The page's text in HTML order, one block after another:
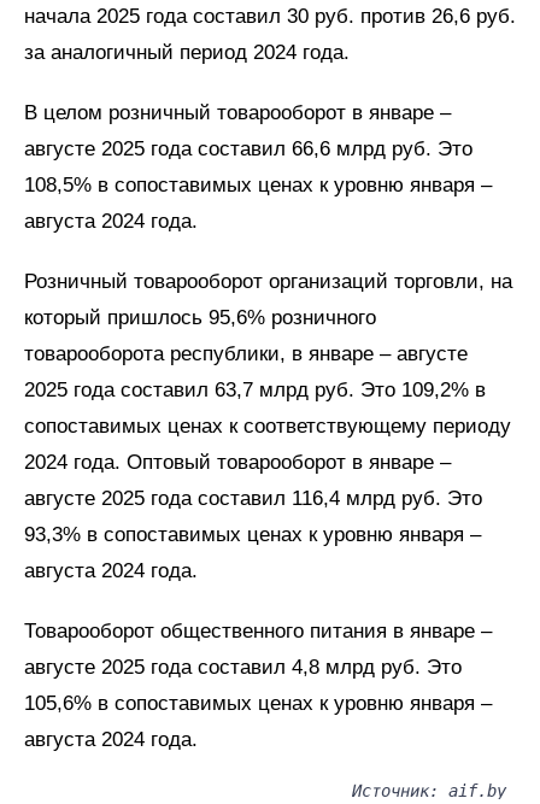
начала 2025 года составил 30 руб. против 26,6 руб.
за аналогичный период 2024 года.
В целом розничный товарооборот в январе –
августе 2025 года составил 66,6 млрд руб. Это
108,5% в сопоставимых ценах к уровню января –
августа 2024 года.
Розничный товарооборот организаций торговли, на
который пришлось 95,6% розничного
товарооборота республики, в январе – августе
2025 года составил 63,7 млрд руб. Это 109,2% в
сопоставимых ценах к соответствующему периоду
2024 года. Оптовый товарооборот в январе –
августе 2025 года составил 116,4 млрд руб. Это
93,3% в сопоставимых ценах к уровню января –
августа 2024 года.
Товарооборот общественного питания в январе –
августе 2025 года составил 4,8 млрд руб. Это
105,6% в сопоставимых ценах к уровню января –
августа 2024 года.
Источник: aif.by